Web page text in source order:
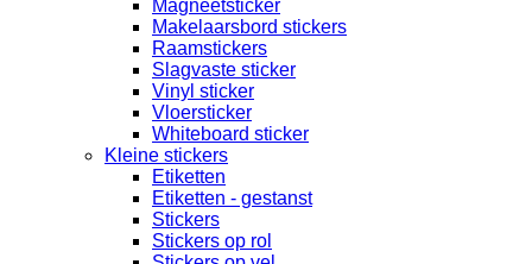
Magneetsticker
Makelaarsbord stickers
Raamstickers
Slagvaste sticker
Vinyl sticker
Vloersticker
Whiteboard sticker
Kleine stickers
Etiketten
Etiketten - gestanst
Stickers
Stickers op rol